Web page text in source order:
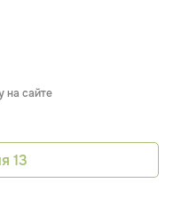
на сайте
13